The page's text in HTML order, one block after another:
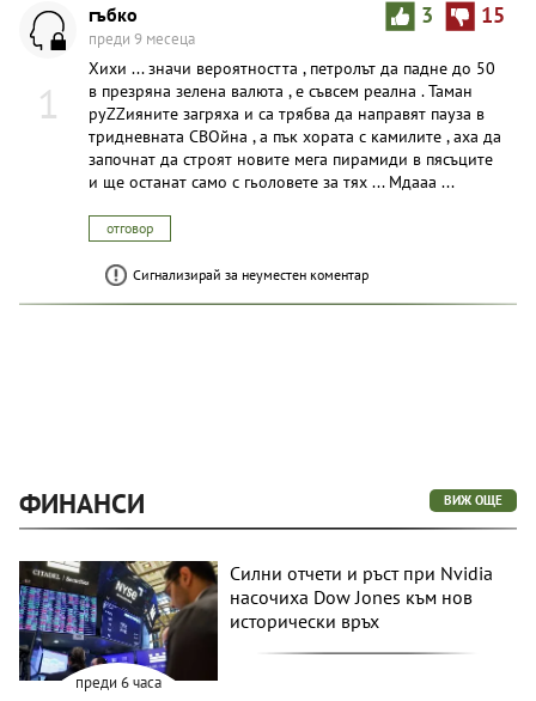
1
3 15
гъбко
преди 9 месеца
Хихи ... значи вероятността , петролът да падне до 50
в презряна зелена валюта , е съвсем реална . Таман
руZZияните загряха и са трябва да направят пауза в
тридневната СВОйна , а пък хората с камилите , аха да
започнат да строят новите мега пирамиди в пясъците
и ще останат само с гьоловете за тях ... Мдааа ...
отговор
Сигнализирай за неуместен коментар
ФИНАНСИ ВИЖ ОЩЕ
преди 6 часа
Силни отчети и ръст при Nvidia
насочиха Dow Jones към нов
исторически връх